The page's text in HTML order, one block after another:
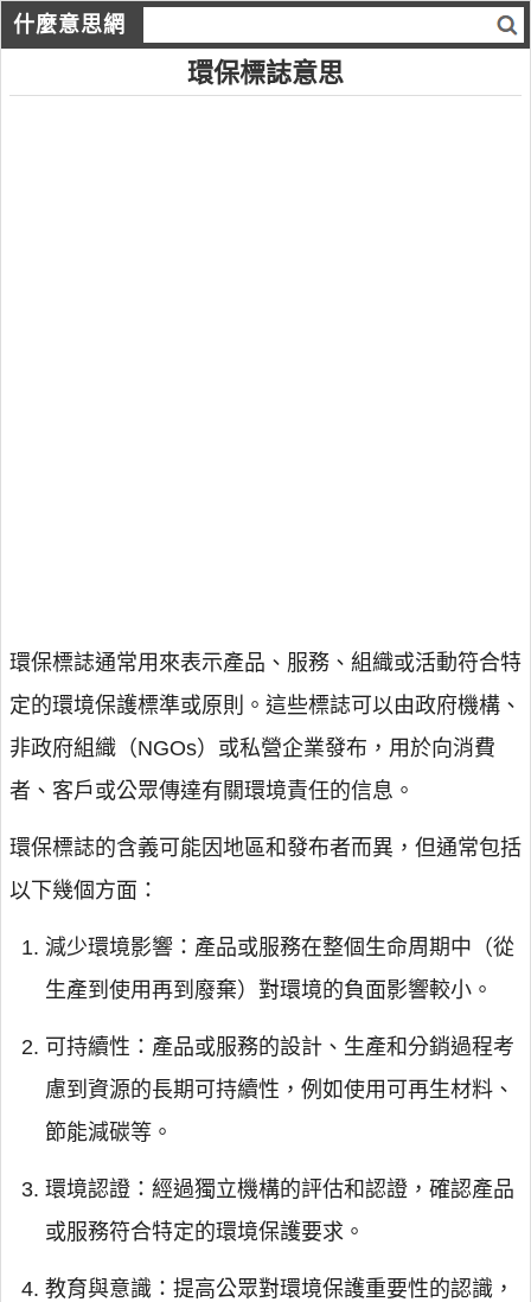
什麼意思網
環保標誌意思
環保標誌通常用來表示產品、服務、組織或活動符合特
定的環境保護標準或原則。這些標誌可以由政府機構、
非政府組織（NGOs）或私營企業發布，用於向消費
者、客戶或公眾傳達有關環境責任的信息。
環保標誌的含義可能因地區和發布者而異，但通常包括
以下幾個方面：
減少環境影響：產品或服務在整個生命周期中（從
生產到使用再到廢棄）對環境的負面影響較小。
可持續性：產品或服務的設計、生產和分銷過程考
慮到資源的長期可持續性，例如使用可再生材料、
節能減碳等。
環境認證：經過獨立機構的評估和認證，確認產品
或服務符合特定的環境保護要求。
教育與意識：提高公眾對環境保護重要性的認識，